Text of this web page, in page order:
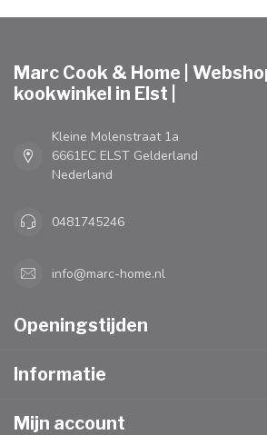
Marc Cook & Home |
kookwinkel in Elst |
Kleine Molenstraat 1a
6661EC ELST Gelderland
Nederland
0481745246
info@marc-home.nl
Openingstijden
Informatie
Mijn account